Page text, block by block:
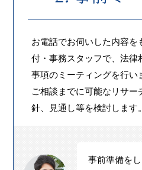
お電話でお伺いした内容を
付・事務スタッフで、法律
事項のミーティングを行い
ご相談までに可能なリサー
針、見通し等を検討します。
事前準備を